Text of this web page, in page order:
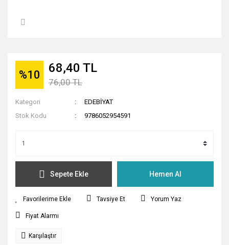
%10 68,40 TL
76,00 TL
Kategori
EDEBİYAT
Stok Kodu
9786052954591
Sepete Ekle Hemen Al
Tavsiye Et Yorum Yaz
Fiyat Alarmı
Karşılaştır